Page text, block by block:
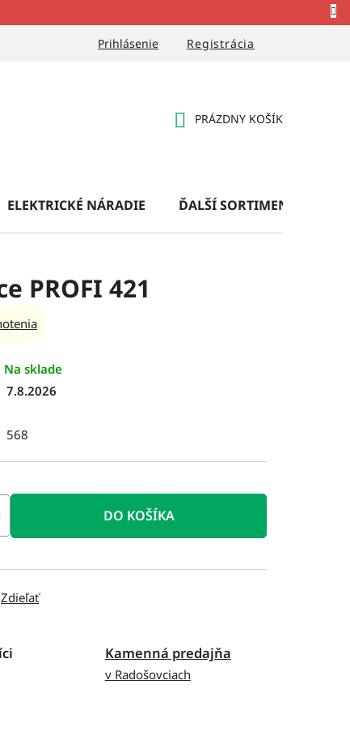
Prihlásenie Registrácia
PRÁZDNY KOŠÍK
ELEKTRICKÉ NÁRADIE ĎALŠÍ SORTIMENT
PROFI 421
Na sklade
7.8.2026
568
DO KOŠÍKA
Zdieľať
Kamenná predajňa
v Radošovciach